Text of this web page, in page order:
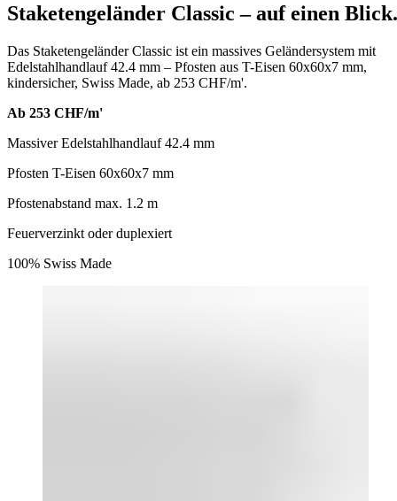
Staketengeländer Classic – auf einen Blick.
Das Staketengeländer Classic ist ein massives Geländersystem mit
Edelstahlhandlauf 42.4 mm – Pfosten aus T-Eisen 60x60x7 mm,
kindersicher, Swiss Made, ab 253 CHF/m'.
Ab 253 CHF/m'
Massiver Edelstahlhandlauf 42.4 mm
Pfosten T-Eisen 60x60x7 mm
Pfostenabstand max. 1.2 m
Feuerverzinkt oder duplexiert
100% Swiss Made